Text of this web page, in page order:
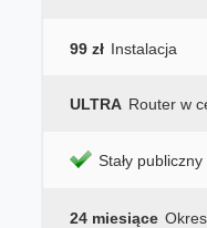
99 zł Instalacja
ULTRA Router w
Stały
24 miesiące